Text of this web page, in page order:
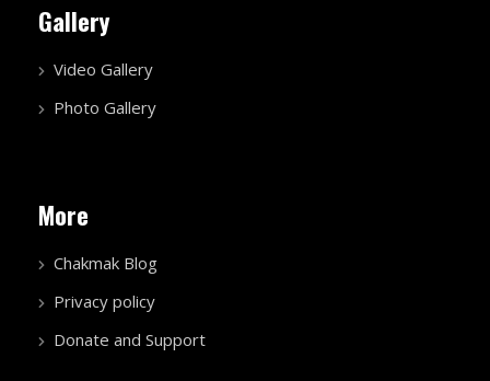
Gallery
Video Gallery
Photo Gallery
More
Chakmak Blog
Privacy policy
Donate and Support